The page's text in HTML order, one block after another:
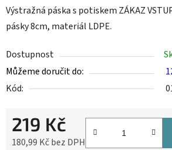
Výstražná páska s potiskem ZÁKAZ
pásky 8cm, materiál LDPE.
Dostupnost
Můžeme doručit do:
Kód:
219 Kč
180,99 Kč bez DPH